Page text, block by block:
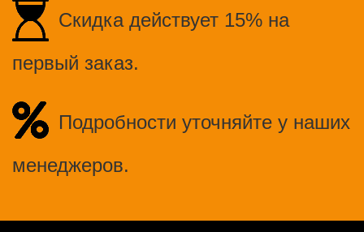
Скидка действует 15% на
первый заказ.
Подробности уточняйте у наших
менеджеров.